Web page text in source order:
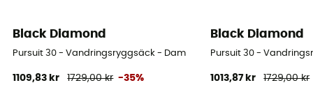
Black Diamond
Pursuit 30 - Vandringsryggsäck - Dam
1109,83 kr 1729,00 kr -35%
Black Diamond
Pursuit 30 -
1013,87 kr 1729,00 kr